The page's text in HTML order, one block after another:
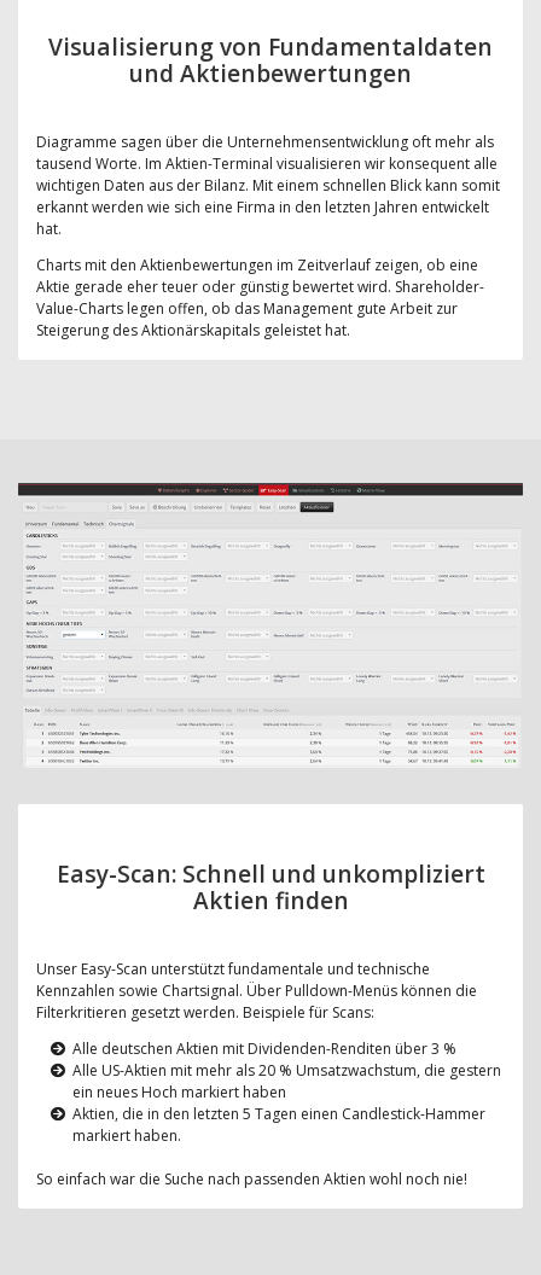
Visualisierung von Fundamentaldaten
und Aktienbewertungen
Diagramme sagen über die Unternehmensentwicklung oft mehr als
tausend Worte. Im Aktien-Terminal visualisieren wir konsequent alle
wichtigen Daten aus der Bilanz. Mit einem schnellen Blick kann somit
erkannt werden wie sich eine Firma in den letzten Jahren entwickelt
hat.
Charts mit den Aktienbewertungen im Zeitverlauf zeigen, ob eine
Aktie gerade eher teuer oder günstig bewertet wird. Shareholder-
Value-Charts legen offen, ob das Management gute Arbeit zur
Steigerung des Aktionärskapitals geleistet hat.
Easy-Scan: Schnell und unkompliziert
Aktien finden
Unser Easy-Scan unterstützt fundamentale und technische
Kennzahlen sowie Chartsignal. Über Pulldown-Menüs können die
Filterkritieren gesetzt werden. Beispiele für Scans:
Alle deutschen Aktien mit Dividenden-Renditen über 3 %
Alle US-Aktien mit mehr als 20 % Umsatzwachstum, die gestern
ein neues Hoch markiert haben
Aktien, die in den letzten 5 Tagen einen Candlestick-Hammer
markiert haben.
So einfach war die Suche nach passenden Aktien wohl noch nie!